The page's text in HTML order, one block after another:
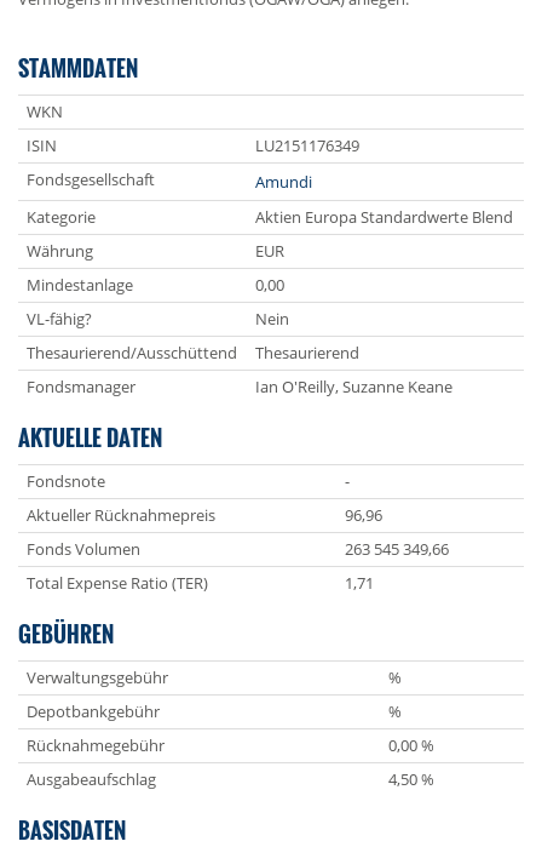
STAMMDATEN
WKN
ISIN
LU2151176349
Fondsgesellschaft
Amundi
Kategorie
Aktien Europa Standardwerte Blend
Währung
EUR
Mindestanlage
0,00
VL-fähig?
Nein
Thesaurierend/Ausschüttend
Thesaurierend
Fondsmanager
Ian O'Reilly, Suzanne Keane
AKTUELLE DATEN
Fondsnote
-
Aktueller Rücknahmepreis
96,96
Fonds Volumen
263 545 349,66
Total Expense Ratio (TER)
1,71
GEBÜHREN
Verwaltungsgebühr
%
Depotbankgebühr
%
Rücknahmegebühr
0,00 %
Ausgabeaufschlag
4,50 %
BASISDATEN